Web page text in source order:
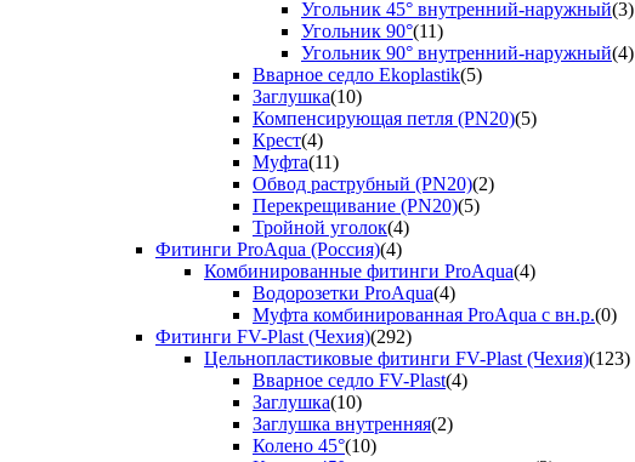
Угольник 45° внутренний-наружный(3)
Угольник 90°(11)
Угольник 90° внутренний-наружный(4)
Вварное седло Ekoplastik(5)
Заглушка(10)
Компенсирующая петля (PN20)(5)
Крест(4)
Муфта(11)
Обвод раструбный (PN20)(2)
Перекрещивание (PN20)(5)
Тройной уголок(4)
Фитинги ProAqua (Россия)(4)
Комбинированные фитинги ProAqua(4)
Водорозетки ProAqua(4)
Муфта комбинированная ProAqua с вн.р.(0)
Фитинги FV-Plast (Чехия)(292)
Цельнопластиковые фитинги FV-Plast (Чехия)(123)
Вварное седло FV-Plast(4)
Заглушка(10)
Заглушка внутренняя(2)
Колено 45°(10)